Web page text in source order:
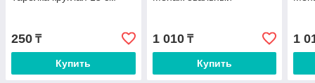
250 ₸
Купить
1 010₸
Купить
1